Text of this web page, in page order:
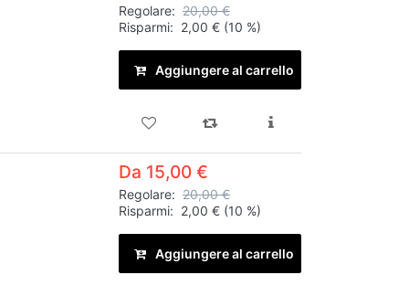
Regolare: 20,00 €
Risparmi: 2,00 € (10 %)
Aggiungere al carrello
Da 15,00 €
Regolare: 20,00 €
Risparmi: 2,00 € (10 %)
Aggiungere al carrello